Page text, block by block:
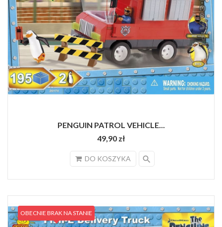
PENGUIN PATROL VEHICLE...
49,90 zł
DO KOSZYKA search
OBECNIE BRAK NA STANIE